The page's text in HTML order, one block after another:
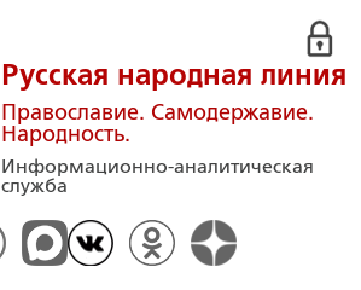
Русская народная линия
Православие. Самодержавие.
Народность.
Информационно-аналитическая
служба